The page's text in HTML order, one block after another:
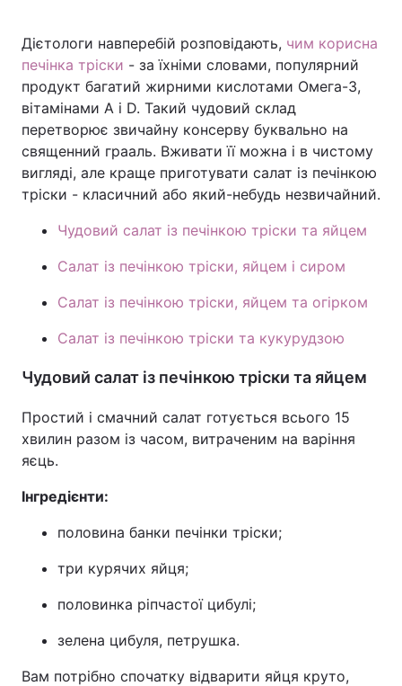
Дієтологи навперебій розповідають, чим корисна
печінка тріски - за їхніми словами, популярний
продукт багатий жирними кислотами Омега-3,
вітамінами А і D. Такий чудовий склад
перетворює звичайну консерву буквально на
священний грааль. Вживати її можна і в чистому
вигляді, але краще приготувати салат із печінкою
тріски - класичний або який-небудь незвичайний.
Чудовий салат із печінкою тріски та яйцем
Салат із печінкою тріски, яйцем і сиром
Салат із печінкою тріски, яйцем та огірком
Салат із печінкою тріски та кукурудзою
Чудовий салат із печінкою тріски та яйцем
Простий і смачний салат готується всього 15
хвилин разом із часом, витраченим на варіння
яєць.
Інгредієнти:
половина банки печінки тріски;
три курячих яйця;
половинка ріпчастої цибулі;
зелена цибуля, петрушка.
Вам потрібно спочатку відварити яйця круто,